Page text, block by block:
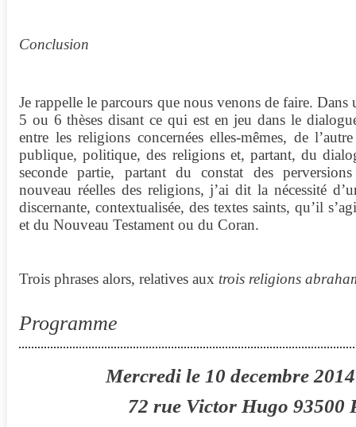
Conclusion
Je rappelle le parcours que nous venons de faire. Dans
5 ou 6 thèses disant ce qui est en jeu dans le
entre les religions concernées elles-mêmes, de
publique, politique, des religions et, partant, du
seconde partie, partant du constat des
nouveau réelles des religions, j’ai dit la nécessité
discernante, contextualisée, des textes saints, qu’il
et du Nouveau Testament ou du Coran.
Trois phrases alors, relatives aux trois religions
Programme
Mercredi le 10 decembre
72 rue Victor Hugo 93500